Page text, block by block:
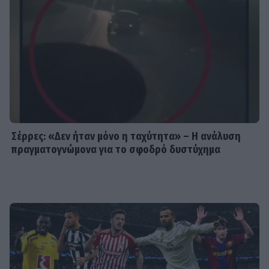
Θα αναγνώριζες την Εβελίνα
Παπούλια σε αυτή τη φωτογραφία; Η
τσάντα από φύλλα που θα ζηλέψεις
– Το πολύχρωμο look που ξεχώρισε
σε καλοκαιρινό πάρτι
SHOWBIZ
Σέρρες: «Δεν ήταν μόνο η ταχύτητα» – Η ανάλυση
πραγματογνώμονα για το σφοδρό δυστύχημα